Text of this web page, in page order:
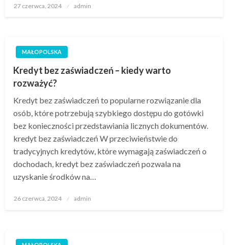
Opublikowane
27 czerwca, 2024 admin
MAŁOPOLSKA
Kredyt bez zaświadczeń – kiedy warto
rozważyć?
Kredyt bez zaświadczeń to popularne rozwiązanie dla
osób, które potrzebują szybkiego dostępu do gotówki
bez konieczności przedstawiania licznych dokumentów.
kredyt bez zaświadczeń W przeciwieństwie do
tradycyjnych kredytów, które wymagają zaświadczeń o
dochodach, kredyt bez zaświadczeń pozwala na
uzyskanie środków na…
Opublikowane
26 czerwca, 2024 admin